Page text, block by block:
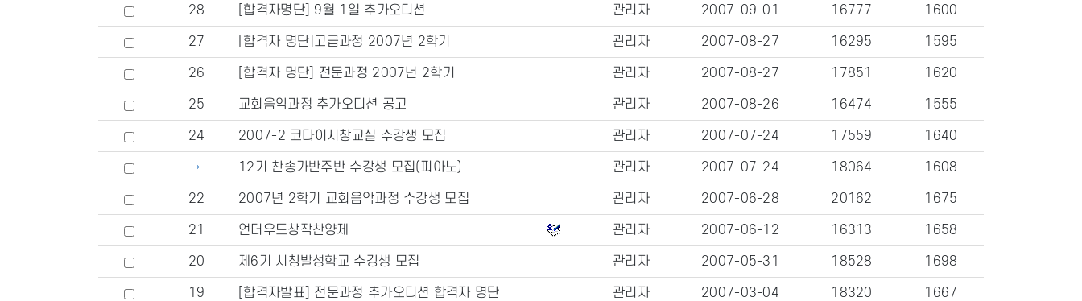
28 [합격자명단] 9월 1일 추가오디션 관리자 2007-09-01 16777 1600
27 [합격자 명단]고급과정 2007년 2학기 관리자 2007-08-27 16295 1595
26 [합격자 명단] 전문과정 2007년 2학기 관리자 2007-08-27 17851 1620
25 교회음악과정 추가오디션 공고 관리자 2007-08-26 16474 1555
24 2007-2 코다이시창교실 수강생 모집 관리자 2007-07-24 17559 1640
12기 찬송가반주반 수강생 모집(피아노) 관리자 2007-07-24 18064 1608
22 2007년 2학기 교회음악과정 수강생 모집 관리자 2007-06-28 20162 1675
21 언더우드창작찬양제 관리자 2007-06-12 16313 1658
20 제6기 시창발성학교 수강생 모집 관리자 2007-05-31 18528 1698
19 [합격자발표] 전문과정 추가오디션 합격자 명단 관리자 2007-03-04 18320 1667